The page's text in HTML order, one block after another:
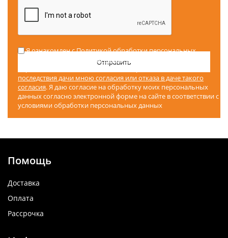
Я ознакомлен сПолитикой обработки персональных
мне разъяснены права, связанные с обработкой
персональных данных, механизм их реализации, а также
последствия дачи мною согласия или отказа в даче такого
согласия. Я даю согласие на обработку моих персональных
данных согласно электронной форме на сайте в соответствии с
условиями обработки персональных данных
Помощь
Доставка
Оплата
Рассрочка